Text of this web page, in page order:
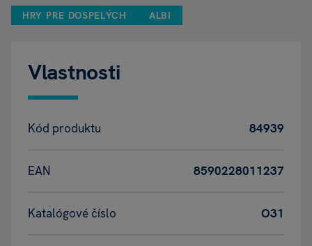
HRY PRE DOSPELÝCH ALBI
Vlastnosti
Kód produktu 84939
EAN 8590228011237
Katalógové číslo O31